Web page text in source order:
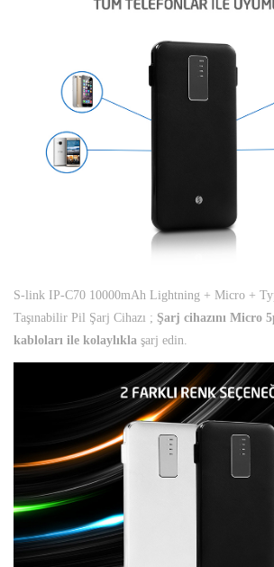
S-link IP-C70 10000mAh Lightning + Micro +
Taşınabilir Pil Şarj Cihazı ; Şarj cihazını Micro
kabloları ile kolaylıkla şarj edin.